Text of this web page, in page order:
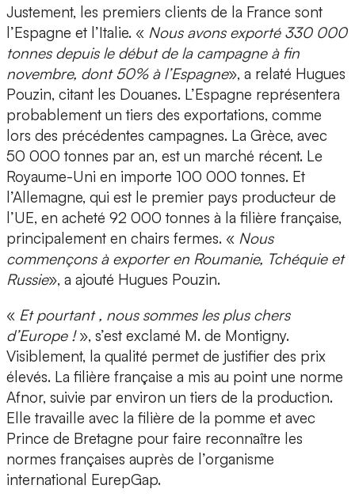
Justement, les premiers clients de la France sont
l’Espagne et l’Italie. « Nous avons exporté 330 000
tonnes depuis le début de la campagne à fin
novembre, dont 50% à l’Espagne», a relaté Hugues
Pouzin, citant les Douanes. L’Espagne représentera
probablement un tiers des exportations, comme
lors des précédentes campagnes. La Grèce, avec
50 000 tonnes par an, est un marché récent. Le
Royaume-Uni en importe 100 000 tonnes. Et
l’Allemagne, qui est le premier pays producteur de
l’UE, en acheté 92 000 tonnes à la filière française,
principalement en chairs fermes. « Nous
commençons à exporter en Roumanie, Tchéquie et
Russie», a ajouté Hugues Pouzin.
« Et pourtant , nous sommes les plus chers
d’Europe !», s’est exclamé M. de Montigny.
Visiblement, la qualité permet de justifier des prix
élevés. La filière française a mis au point une norme
Afnor, suivie par environ un tiers de la production.
Elle travaille avec la filière de la pomme et avec
Prince de Bretagne pour faire reconnaître les
normes françaises auprès de l’organisme
international EurepGap.